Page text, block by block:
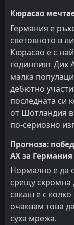
Кюрасао
Германия е
световното в
Кюрасао е с
годинпият Дик
малка
дебютно
последната си
от Шотландия в
по-сериозно
Прогноза:
АХ за Германия
Нормално е да
срещу скромна
сякаш е с
очаквам това
суха мрежа.